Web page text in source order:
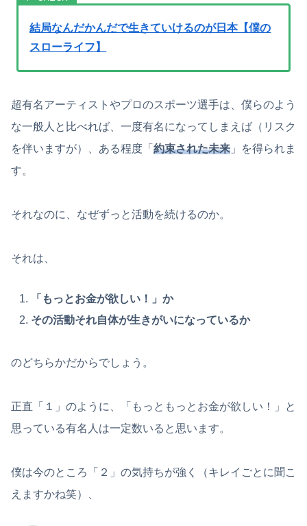
結局なんだかんだで生きていけるのが日本【僕の
スローライフ】
超有名アーティストやプロのスポーツ選手は、僕らのよう
な一般人と比べれば、一度有名になってしまえば（リスク
を伴いますが）、ある程度「 約束された未来 」を得られま
す。
それなのに、なぜずっと活動を続けるのか。
それは、
「もっとお金が欲しい！」か
その活動それ自体が生きがいになっているか
のどちらかだからでしょう。
正直「１」のように、「もっともっとお金が欲しい！」と
思っている有名人は一定数いると思います。
僕は今のところ「２」の気持ちが強く（キレイごとに聞こ
えますかね笑）、